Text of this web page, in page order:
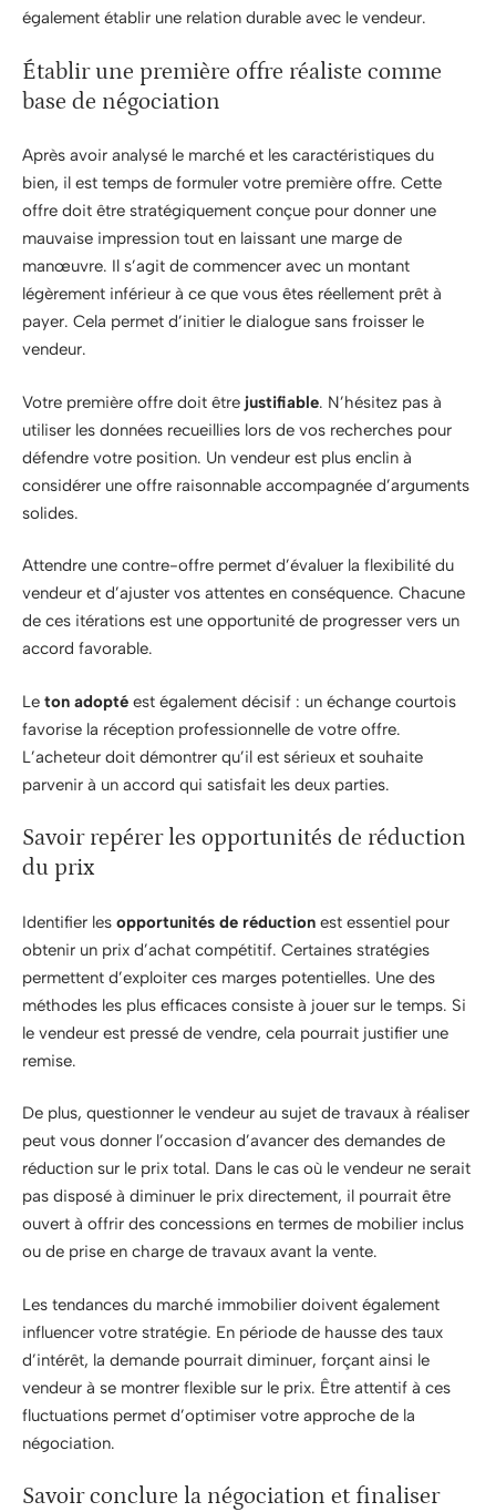
également établir une relation durable avec le vendeur.
Établir une première offre réaliste comme
base de négociation
Après avoir analysé le marché et les caractéristiques du
bien, il est temps de formuler votre première offre. Cette
offre doit être stratégiquement conçue pour donner une
mauvaise impression tout en laissant une marge de
manœuvre. Il s’agit de commencer avec un montant
légèrement inférieur à ce que vous êtes réellement prêt à
payer. Cela permet d’initier le dialogue sans froisser le
vendeur.
Votre première offre doit être justifiable. N’hésitez pas à
utiliser les données recueillies lors de vos recherches pour
défendre votre position. Un vendeur est plus enclin à
considérer une offre raisonnable accompagnée d’arguments
solides.
Attendre une contre-offre permet d’évaluer la flexibilité du
vendeur et d’ajuster vos attentes en conséquence. Chacune
de ces itérations est une opportunité de progresser vers un
accord favorable.
Le ton adopté est également décisif : un échange courtois
favorise la réception professionnelle de votre offre.
L’acheteur doit démontrer qu’il est sérieux et souhaite
parvenir à un accord qui satisfait les deux parties.
Savoir repérer les opportunités de réduction
du prix
Identifier les opportunités de réduction est essentiel pour
obtenir un prix d’achat compétitif. Certaines stratégies
permettent d’exploiter ces marges potentielles. Une des
méthodes les plus efficaces consiste à jouer sur le temps. Si
le vendeur est pressé de vendre, cela pourrait justifier une
remise.
De plus, questionner le vendeur au sujet de travaux à réaliser
peut vous donner l’occasion d’avancer des demandes de
réduction sur le prix total. Dans le cas où le vendeur ne serait
pas disposé à diminuer le prix directement, il pourrait être
ouvert à offrir des concessions en termes de mobilier inclus
ou de prise en charge de travaux avant la vente.
Les tendances du marché immobilier doivent également
influencer votre stratégie. En période de hausse des taux
d’intérêt, la demande pourrait diminuer, forçant ainsi le
vendeur à se montrer flexible sur le prix. Être attentif à ces
fluctuations permet d’optimiser votre approche de la
négociation.
Savoir conclure la négociation et finaliser